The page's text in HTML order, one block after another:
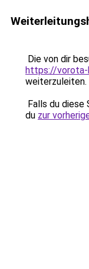
Die von dir
https://vorota-
weiterzuleiten.
Falls du
du zur